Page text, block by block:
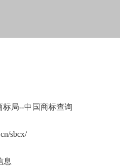
标局--中国商标查询
sbcx/
息